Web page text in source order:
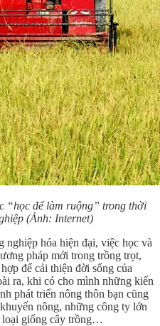
“học để làm ruộng” trong thời
(Ảnh: Internet)
nghiệp hóa hiện đại, việc học và
pháp mới trong trồng trọt,
để cải thiện đời sống của
ra, khi có cho mình những kiến
phát triển nông thôn bạn cũng
nông, những công ty lớn
loại giống cây trồng…